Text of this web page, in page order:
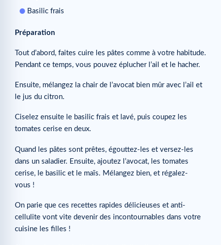
Basilic frais
Préparation
Tout d’abord, faites cuire les pâtes comme à votre habitude.
Pendant ce temps, vous pouvez éplucher l’ail et le hacher.
Ensuite, mélangez la chair de l’avocat bien mûr avec l’ail et
le jus du citron.
Ciselez ensuite le basilic frais et lavé, puis coupez les
tomates cerise en deux.
Quand les pâtes sont prêtes, égouttez-les et versez-les
dans un saladier. Ensuite, ajoutez l’avocat, les tomates
cerise, le basilic et le maïs. Mélangez bien, et régalez-
vous !
On parie que ces recettes rapides délicieuses et anti-
cellulite vont vite devenir des incontournables dans votre
cuisine les filles !